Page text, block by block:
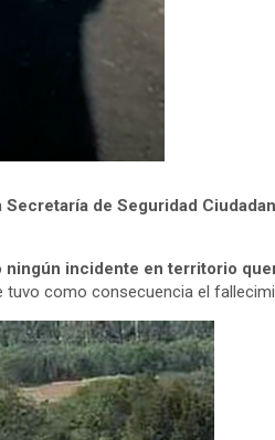
Secretaría de Seguridad
ningún incidente en territorio
como consecuencia el